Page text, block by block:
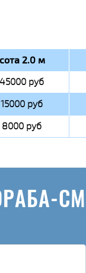
2.0 м
руб
руб
8000 руб